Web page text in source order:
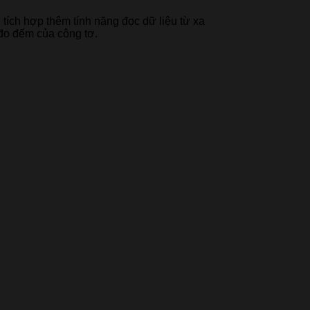
hợp thêm tính năng đọc dữ liệu từ xa
đếm của công tơ.